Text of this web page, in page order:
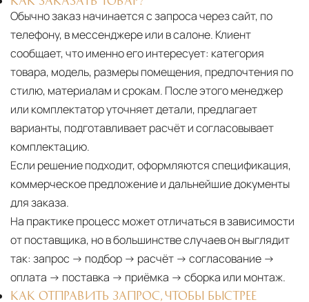
Обычно заказ начинается с запроса через сайт, по
телефону, в мессенджере или в салоне. Клиент
сообщает, что именно его интересует: категория
товара, модель, размеры помещения, предпочтения по
стилю, материалам и срокам. После этого менеджер
или комплектатор уточняет детали, предлагает
варианты, подготавливает расчёт и согласовывает
комплектацию.
Если решение подходит, оформляются спецификация,
коммерческое предложение и дальнейшие документы
для заказа.
На практике процесс может отличаться в зависимости
от поставщика, но в большинстве случаев он выглядит
так: запрос → подбор → расчёт → согласование →
оплата → поставка → приёмка → сборка или монтаж.
КАК ОТПРАВИТЬ ЗАПРОС, ЧТОБЫ БЫСТРЕЕ